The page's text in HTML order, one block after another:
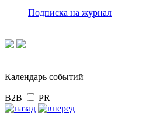
Подписка на журнал
Календарь событий
B2B PR